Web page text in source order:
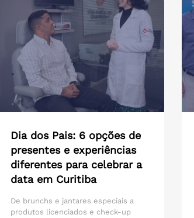
Dia dos Pais: 6 opções de
presentes e experiências
diferentes para celebrar a
data em Curitiba
De brunchs e jantares especiais a
produtos licenciados e check-up